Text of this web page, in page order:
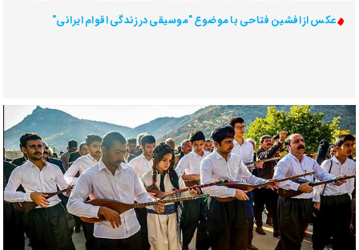
عکس از افشین فتاحی با موضوع "موسیقی در زندگی اقوام ایرانی"